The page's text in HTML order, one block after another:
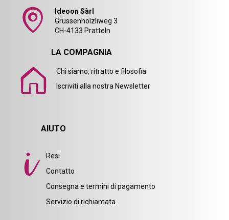
Ideoon Sàrl
Grüssenhölzliweg 3
CH-4133 Pratteln
LA COMPAGNIA
Chi siamo, ritratto e filosofia
Iscriviti alla nostra Newsletter
AIUTO
Resi
Contatto
Consegna e termini di pagamento
Servizio di richiamata